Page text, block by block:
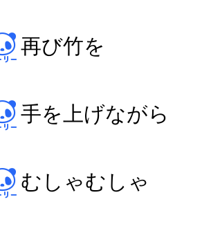
再び竹を
手を上げながら
むしゃむしゃ